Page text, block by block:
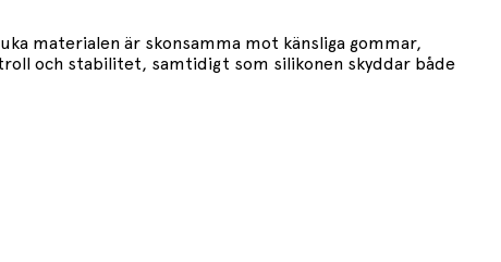
materialen är skonsamma mot känsliga gommar,
och stabilitet, samtidigt som silikonen skyddar både